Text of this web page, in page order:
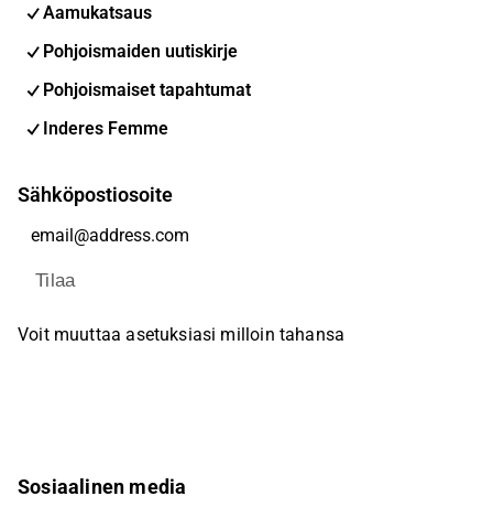
Aamukatsaus
Pohjoismaiden uutiskirje
Pohjoismaiset tapahtumat
Inderes Femme
Sähköpostiosoite
Tilaa
Voit muuttaa asetuksiasi milloin tahansa
Sosiaalinen media